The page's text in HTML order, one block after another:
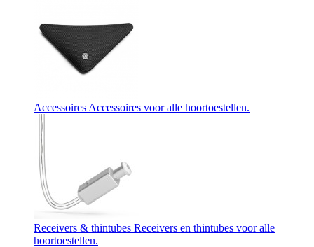
Accessoires Accessoires voor alle hoortoestellen.
Receivers & thintubes Receivers en thintubes voor alle
hoortoestellen.